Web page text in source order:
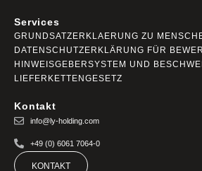
Services
GRUNDSATZERKLAERUNG ZU
DATENSCHUTZERKLÄRUNG FÜR
HINWEISGEBERSYSTEM UND
LIEFERKETTENGESETZ
Kontakt
info@ly-holding.com
+49 (0) 6061 7064-0
KONTAKT